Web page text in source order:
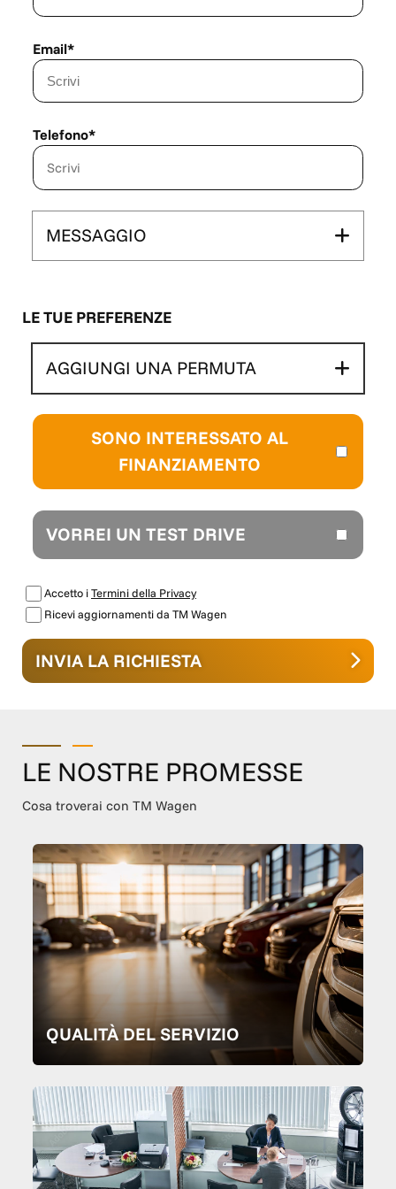
impegno contrattuale.
Email*
Telefono*
MESSAGGIO
LE TUE PREFERENZE
AGGIUNGI UNA PERMUTA
SONO INTERESSATO AL
FINANZIAMENTO
VORREI UN TEST DRIVE
Accetto iTermini della Privacy
Ricevi aggiornamenti da TM Wagen
INVIA LA RICHIESTA
LE NOSTRE PROMESSE
Cosa troverai con TM Wagen
QUALITÀ DEL SERVIZIO